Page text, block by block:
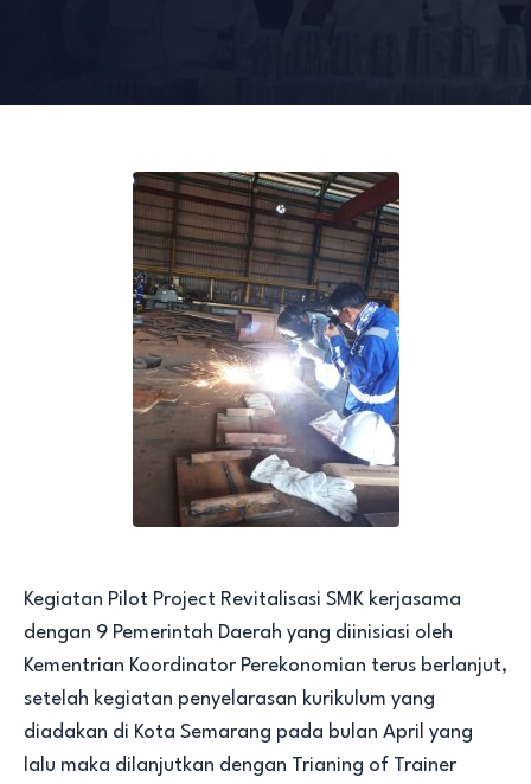
Kegiatan Pilot Project Revitalisasi SMK kerjasama
dengan 9 Pemerintah Daerah yang diinisiasi oleh
Kementrian Koordinator Perekonomian terus berlanjut,
setelah kegiatan penyelarasan kurikulum yang
diadakan di Kota Semarang pada bulan April yang
lalu maka dilanjutkan dengan Trianing of Trainer